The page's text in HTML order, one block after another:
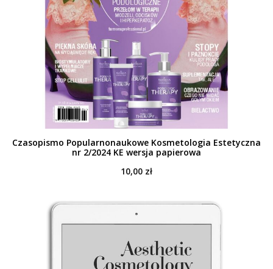
Czasopismo Popularnonaukowe Kosmetologia Estetyczna
nr 2/2024 KE wersja papierowa
10,00 zł